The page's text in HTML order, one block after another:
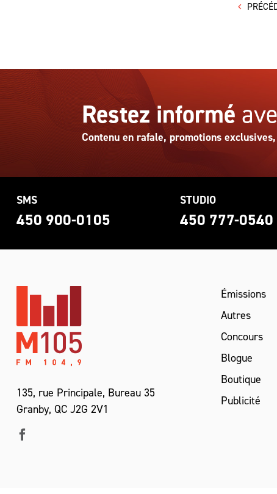
Restez informé
Contenu en rafale, promotions
SMS
450 900-0105
STUDIO
450 777-0540
135, rue Principale, Bureau 35
Granby, QC J2G 2V1
Émissions
Autres
Concours
Blogue
Boutique
Publicité